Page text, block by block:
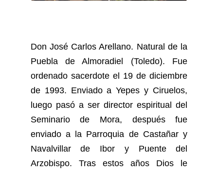
Don José Carlos Arellano. Natural de la
Puebla de Almoradiel (Toledo). Fue
ordenado sacerdote el 19 de diciembre
de 1993. Enviado a Yepes y Ciruelos,
luego pasó a ser director espiritual del
Seminario de Mora, después fue
enviado a la Parroquia de Castañar y
Navalvillar de Ibor y Puente del
Arzobispo. Tras estos años Dios le